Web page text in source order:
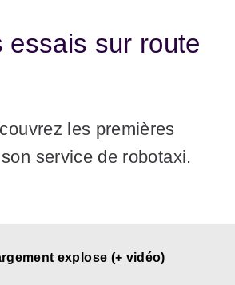
essais sur route
les premières
service de robotaxi.
explose (+ vidéo)